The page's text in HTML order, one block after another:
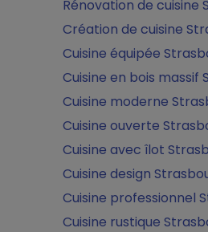
Rénovation de cuisine
Création de cuisine
Cuisine équipée
Cuisine en bois massif
Cuisine moderne
Cuisine ouverte
Cuisine avec îlot
Cuisine design
Cuisine professionnel
Cuisine rustique